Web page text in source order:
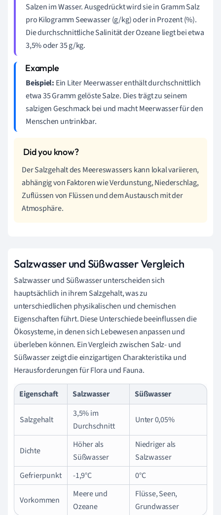
Salzen im Wasser. Ausgedrückt wird sie in Gramm Salz
pro Kilogramm Seewasser (g/kg) oder in Prozent (%).
Die durchschnittliche Salinität der Ozeane liegt bei etwa
3,5% oder 35 g/kg.
Beispiel: Ein Liter Meerwasser enthält durchschnittlich
etwa 35 Gramm gelöste Salze. Dies trägt zu seinem
salzigen Geschmack bei und macht Meerwasser für den
Menschen untrinkbar.
Der Salzgehalt des Meereswassers kann lokal variieren,
abhängig von Faktoren wie Verdunstung, Niederschlag,
Zuflüssen von Flüssen und dem Austausch mit der
Atmosphäre.
Salzwasser und Süßwasser Vergleich
Salzwasser und Süßwasser unterscheiden sich
hauptsächlich in ihrem Salzgehalt, was zu
unterschiedlichen physikalischen und chemischen
Eigenschaften führt. Diese Unterschiede beeinflussen die
Ökosysteme, in denen sich Lebewesen anpassen und
überleben können. Ein Vergleich zwischen Salz- und
Süßwasser zeigt die einzigartigen Charakteristika und
Herausforderungen für Flora und Fauna.
Eigenschaft Salzwasser Süßwasser
Salzgehalt
3,5% im
Durchschnitt
Unter 0,05%
Dichte
Höher als
Süßwasser
Niedriger als
Salzwasser
Gefrierpunkt
-1,9°C 0°C
Vorkommen
Meere und
Ozeane
Flüsse, Seen,
Grundwasser